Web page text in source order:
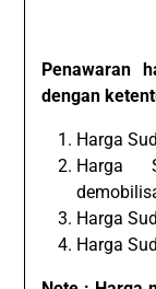
Penawaran
dengan
Harga
Harga
Harga
Harga